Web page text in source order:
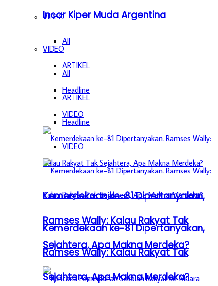
VIDEO
All
ARTIKEL
Headline
VIDEO
Kemerdekaan ke-81 Dipertanyakan,
Ramses Wally: Kalau Rakyat Tak
Sejahtera, Apa Makna Merdeka?
Incar Kiper Muda Argentina
VIDEO
All
ARTIKEL
Headline
VIDEO
Kemerdekaan ke-81 Dipertanyakan,
Ramses Wally: Kalau Rakyat Tak
Sejahtera, Apa Makna Merdeka?